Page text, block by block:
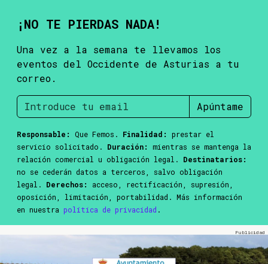
¡NO TE PIERDAS NADA!
Una vez a la semana te llevamos los
eventos del Occidente de Asturias a tu
correo.
Apúntame
Responsable: Que Femos. Finalidad:
prestar el
servicio solicitado. Duración:
mientras se mantenga la
relación comercial u obligación legal. Destinatarios:
no se cederán datos a terceros, salvo obligación
legal. Derechos:
acceso, rectificación, supresión,
oposición, limitación, portabilidad. Más información
en nuestra política de privacidad .